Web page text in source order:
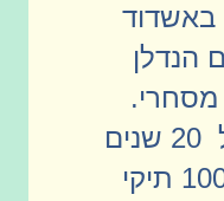
באשדוד
הנדלן
מסחרי.
למשרדינו ותק של 20 שנים
אנו מנהלים כ - 100 תיקי